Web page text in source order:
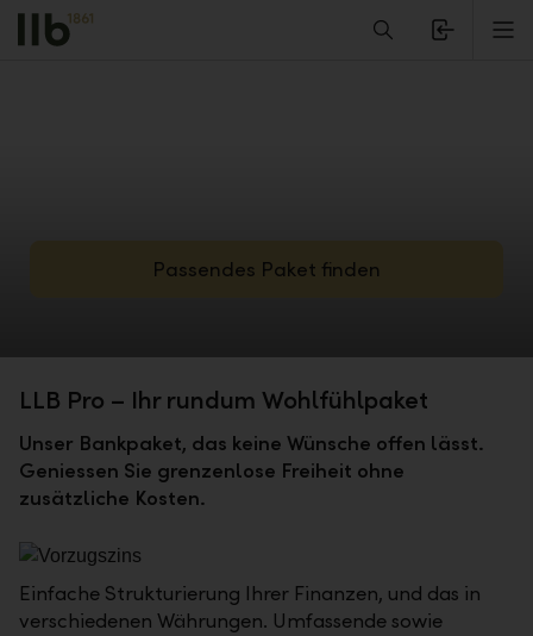
Alerts.Headline
Passendes Paket finden
LLB Pro – Ihr rundum Wohlfühlpaket
Unser Bankpaket, das keine Wünsche offen lässt.
Geniessen Sie grenzenlose Freiheit ohne
zusätzliche Kosten.
Einfache Strukturierung Ihrer Finanzen, und das in
verschiedenen Währungen. Umfassende sowie